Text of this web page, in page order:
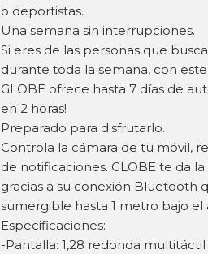
o deportistas.
Una semana sin interrupciones.
Si eres de las personas que
durante toda la semana, con
GLOBE ofrece hasta 7 días de
en 2 horas!
Preparado para disfrutarlo.
Controla la cámara de tu móvil,
de notificaciones. GLOBE te da
gracias a su conexión Bluetooth
sumergible hasta 1 metro bajo
Especificaciones:
-Pantalla: 1,28 redonda